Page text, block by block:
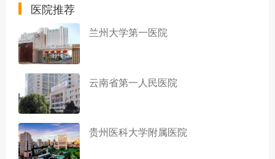
医院推荐
兰州大学第一医院
云南省第一人民医院
贵州医科大学附属医院